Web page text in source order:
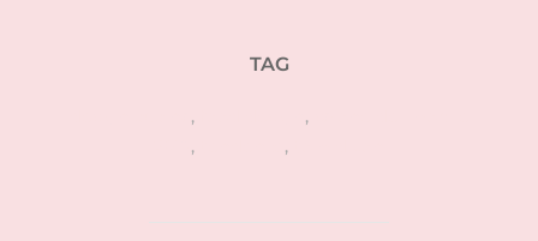
TAG
, ,
, ,